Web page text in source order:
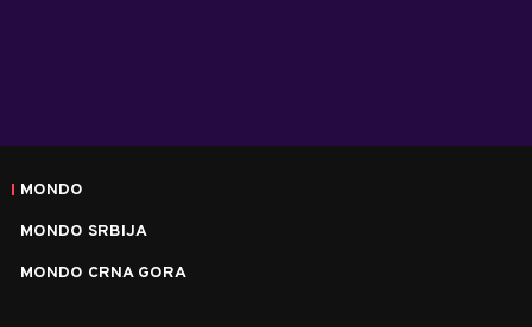
MONDO
MONDO SRBIJA
MONDO CRNA GORA